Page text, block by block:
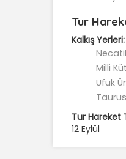
Tur
Kalkış Yerleri:
Milli
Ufuk
Tur Hareket
12 Eylül